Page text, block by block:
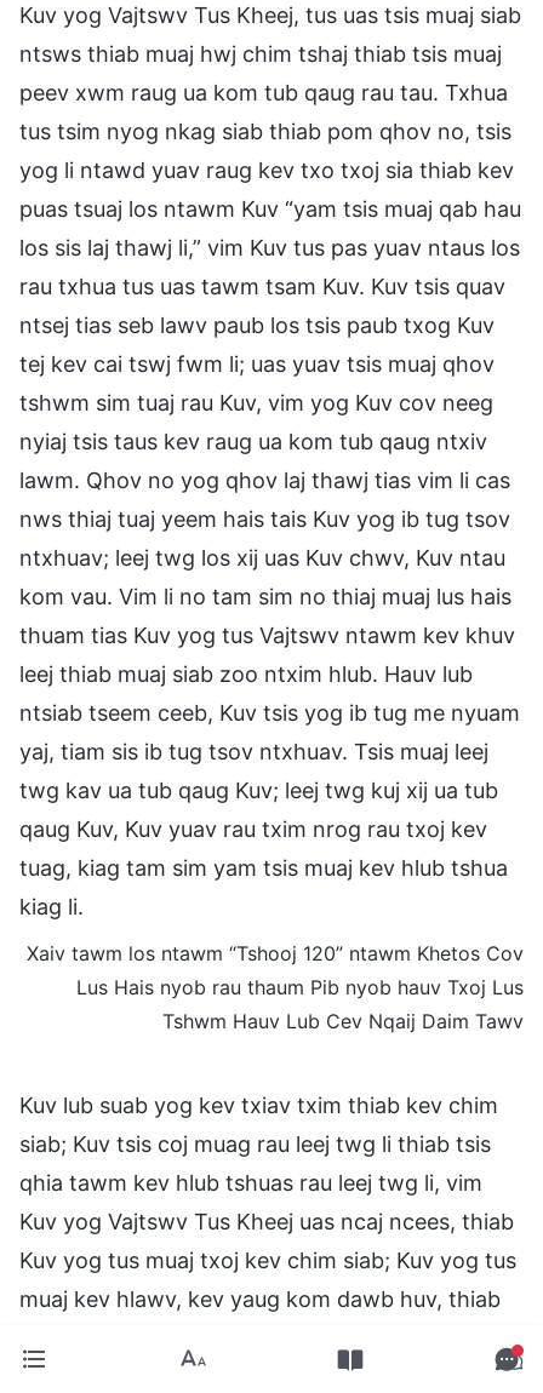
Kuv yog Vajtswv Tus Kheej, tus uas tsis muaj siab
ntsws thiab muaj hwj chim tshaj thiab tsis muaj
peev xwm raug ua kom tub qaug rau tau. Txhua
tus tsim nyog nkag siab thiab pom qhov no, tsis
yog li ntawd yuav raug kev txo txoj sia thiab kev
puas tsuaj los ntawm Kuv “yam tsis muaj qab hau
los sis laj thawj li,” vim Kuv tus pas yuav ntaus los
rau txhua tus uas tawm tsam Kuv. Kuv tsis quav
ntsej tias seb lawv paub los tsis paub txog Kuv
tej kev cai tswj fwm li; uas yuav tsis muaj qhov
tshwm sim tuaj rau Kuv, vim yog Kuv cov neeg
nyiaj tsis taus kev raug ua kom tub qaug ntxiv
lawm. Qhov no yog qhov laj thawj tias vim li cas
nws thiaj tuaj yeem hais tais Kuv yog ib tug tsov
ntxhuav; leej twg los xij uas Kuv chwv, Kuv ntau
kom vau. Vim li no tam sim no thiaj muaj lus hais
thuam tias Kuv yog tus Vajtswv ntawm kev khuv
leej thiab muaj siab zoo ntxim hlub. Hauv lub
ntsiab tseem ceeb, Kuv tsis yog ib tug me nyuam
yaj, tiam sis ib tug tsov ntxhuav. Tsis muaj leej
twg kav ua tub qaug Kuv; leej twg kuj xij ua tub
qaug Kuv, Kuv yuav rau txim nrog rau txoj kev
tuag, kiag tam sim yam tsis muaj kev hlub tshua
kiag li.
Xaiv tawm los ntawm “Tshooj 120” ntawm Khetos Cov
Lus Hais nyob rau thaum Pib nyob hauv Txoj Lus
Tshwm Hauv Lub Cev Nqaij Daim Tawv
Kuv lub suab yog kev txiav txim thiab kev chim
siab; Kuv tsis coj muag rau leej twg li thiab tsis
qhia tawm kev hlub tshuas rau leej twg li, vim
Kuv yog Vajtswv Tus Kheej uas ncaj ncees, thiab
Kuv yog tus muaj txoj kev chim siab; Kuv yog tus
muaj kev hlawv, kev yaug kom dawb huv, thiab
zais los sis tsis muaj kev xav dab tsi, tiam sis